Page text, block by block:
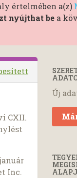
értelmében a(z)
nyújthat be a
CXII.
Inc.
Új